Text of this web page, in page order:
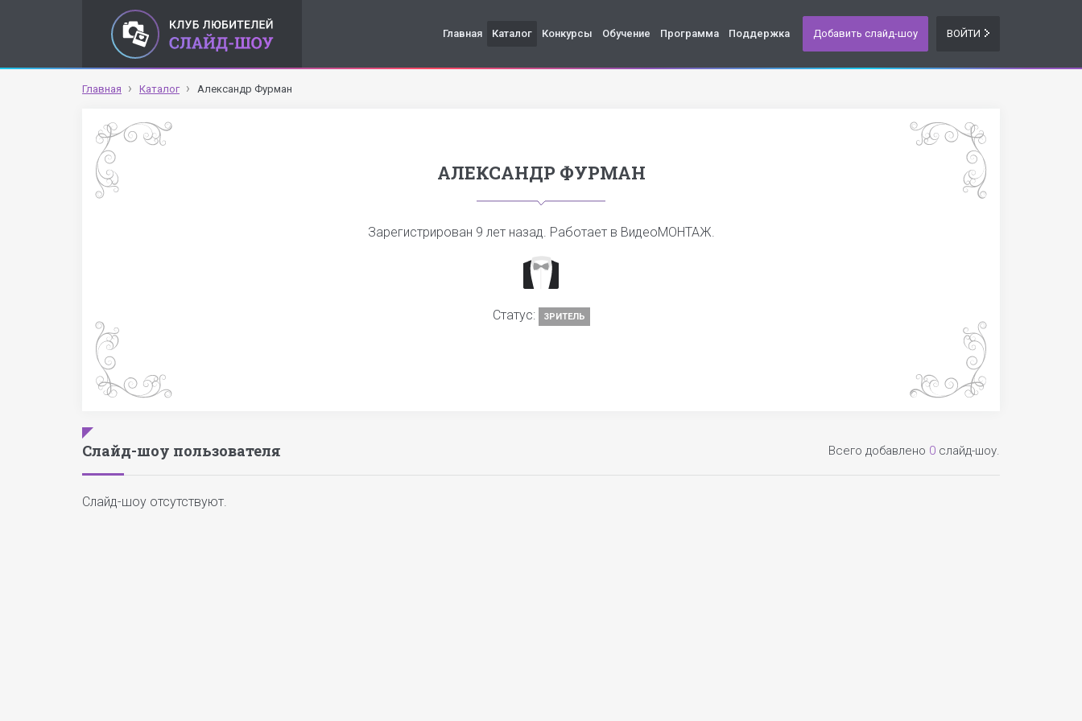
Главная Каталог Конкурсы Обучение Программа Поддержка Добавить слайд-шоу ВОЙТИ
Главная Каталог Александр Фурман
АЛЕКСАНДР ФУРМАН
Зарегистрирован 9 лет назад. Работает в ВидеоМОНТАЖ.
Статус: ЗРИТЕЛЬ
Слайд-шоу пользователя Всего добавлено 0 слайд-шоу.
Слайд-шоу отсутствуют.